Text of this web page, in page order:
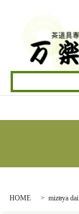
HOME mizuya dai